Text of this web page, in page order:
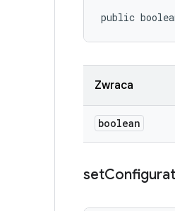
public
Zwraca
boolean
set